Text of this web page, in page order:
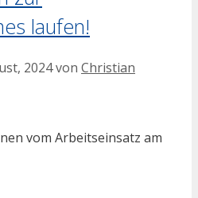
laufen!
2024von Christian
vom Arbeitseinsatz am